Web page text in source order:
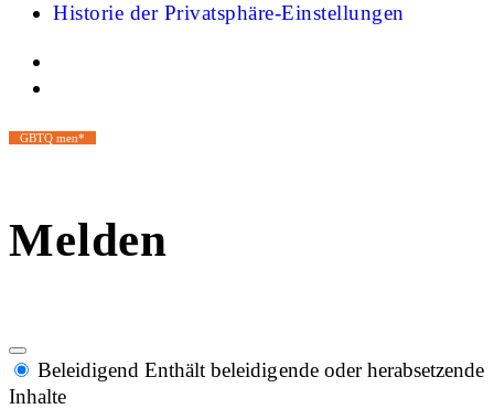
Historie der Privatsphäre-Einstellungen
GBTQ men*
Melden
Beleidigend Enthält beleidigende oder herabsetzende
Inhalte